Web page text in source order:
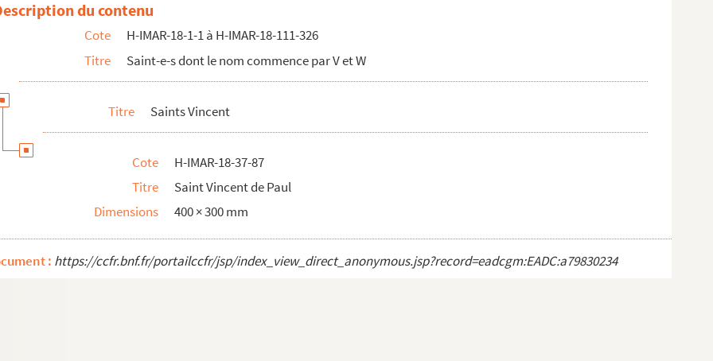
du contenu
Cote
H-IMAR-18-1-1 à H-IMAR-18-111-326
Titre
Saint-e-s dont le nom commence par V et W
Titre Saints Vincent
Cote
H-IMAR-18-37-87
Titre
Saint Vincent de Paul
Dimensions
400 × 300 mm
: https://ccfr.bnf.fr/portailccfr/jsp/index_view_direct_anonymous.jsp?record=eadcgm:EADC:a79830234